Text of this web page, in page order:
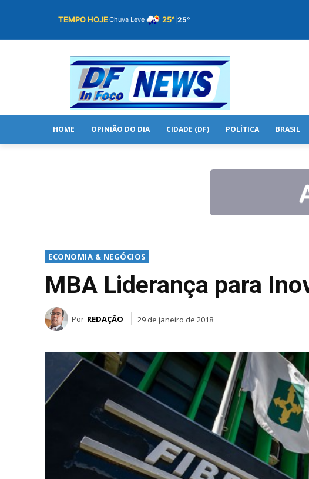
TEMPO HOJEChuva Leve 25° 25°
HOME OPINIÃO DO DIA CIDADE (DF) POLÍTICA BRASIL
ECONOMIA & NEGÓCIOS
MBA Liderança para
Por REDAÇÃO 29 de janeiro de 2018